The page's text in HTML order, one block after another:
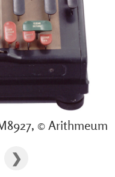
© Arithmeum